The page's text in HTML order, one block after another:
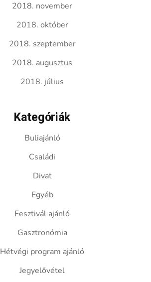
2018. november
2018. október
2018. szeptember
2018. augusztus
2018. július
Kategóriák
Buliajánló
Családi
Divat
Egyéb
Fesztivál ajánló
Gasztronómia
Hétvégi program ajánló
Jegyelővétel